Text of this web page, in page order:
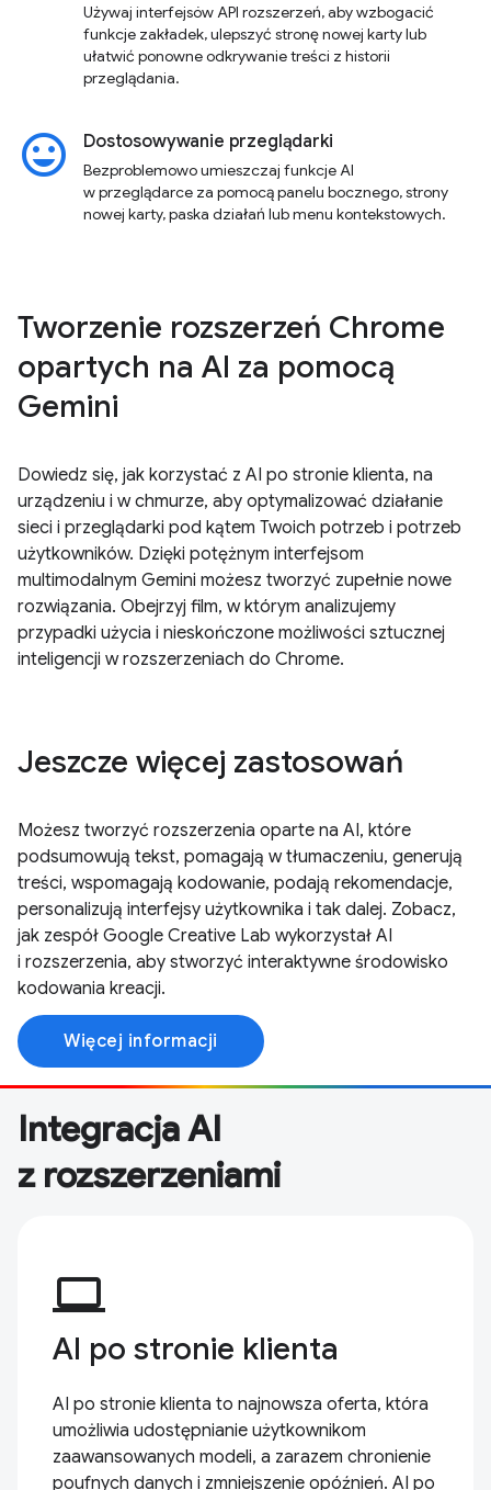
Używaj interfejsów API rozszerzeń, aby wzbogacić
funkcje zakładek, ulepszyć stronę nowej karty lub
ułatwić ponowne odkrywanie treści z historii
przeglądania.
insert_emoticon Dostosowywanie przeglądarki
Bezproblemowo umieszczaj funkcje AI
w przeglądarce za pomocą panelu bocznego, strony
nowej karty, paska działań lub menu kontekstowych.
Tworzenie rozszerzeń Chrome
opartych na AI za pomocą
Gemini
Dowiedz się, jak korzystać z AI po stronie klienta, na
urządzeniu i w chmurze, aby optymalizować działanie
sieci i przeglądarki pod kątem Twoich potrzeb i potrzeb
użytkowników. Dzięki potężnym interfejsom
multimodalnym Gemini możesz tworzyć zupełnie nowe
rozwiązania. Obejrzyj film, w którym analizujemy
przypadki użycia i nieskończone możliwości sztucznej
inteligencji w rozszerzeniach do Chrome.
Jeszcze więcej zastosowań
Możesz tworzyć rozszerzenia oparte na AI, które
podsumowują tekst, pomagają w tłumaczeniu, generują
treści, wspomagają kodowanie, podają rekomendacje,
personalizują interfejsy użytkownika i tak dalej. Zobacz,
jak zespół Google Creative Lab wykorzystał AI
i rozszerzenia, aby stworzyć interaktywne środowisko
kodowania kreacji.
Więcej informacji
Integracja AI
z rozszerzeniami
computer
AI po stronie klienta
AI po stronie klienta to najnowsza oferta, która
umożliwia udostępnianie użytkownikom
zaawansowanych modeli, a zarazem chronienie
poufnych danych i zmniejszenie opóźnień. AI po